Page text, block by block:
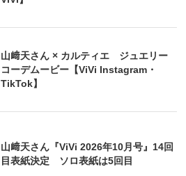
山﨑天さん × カルティエ ジュエリー
コーデムービー【ViVi Instagram・
TikTok】
山﨑天さん『ViVi 2026年10月号』14回
目表紙決定 ソロ表紙は5回目